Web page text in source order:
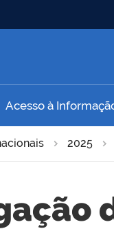
Acesso à
2025